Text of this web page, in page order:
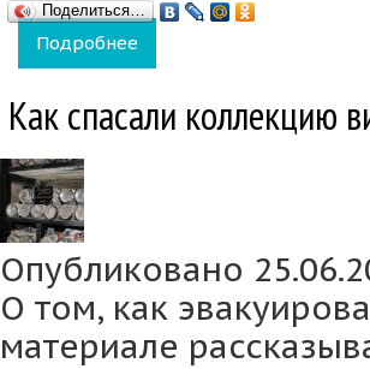
Поделиться…
Подробнее
Как спасали коллекцию
Опубликовано
О том, как
материале